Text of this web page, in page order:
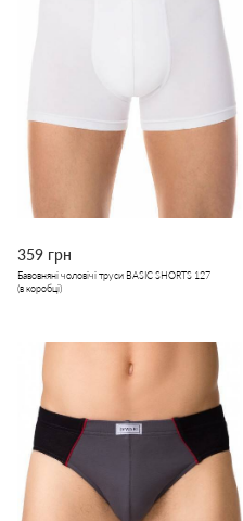
359 грн
Бавовняні чоловічі труси BASIC SHORTS 127
(в коробці)